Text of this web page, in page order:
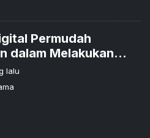
Permudah
dalam Melakukan
lalu